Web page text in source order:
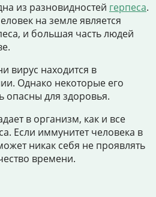
из разновидностей герпеса.
на земле является
и большая часть людей
вирус находится в
Однако некоторые его
опасны для здоровья.
в организм, как и все
Если иммунитет человека в
никак себя не проявлять
времени.
на приём